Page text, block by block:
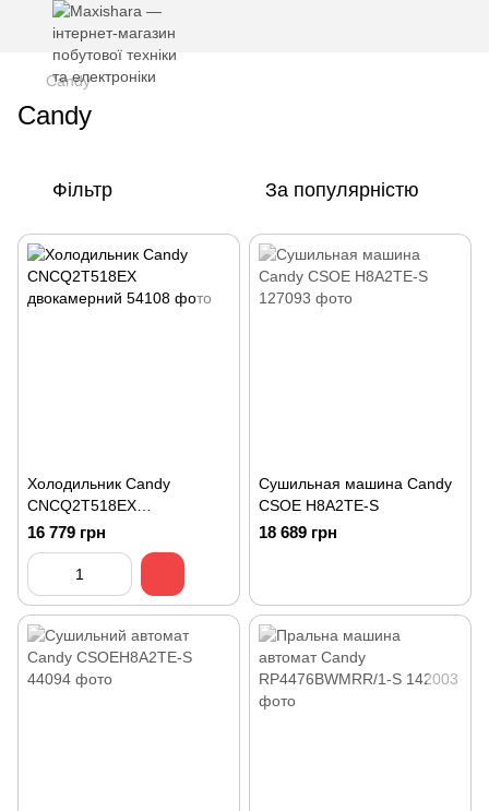
Candy
Candy
Фільтр За популярністю
Холодильник Candy
CNCQ2T518EX
двокамерний
16 779 грн
Сушильная машина Candy
CSOE H8A2TE-S
18 689 грн